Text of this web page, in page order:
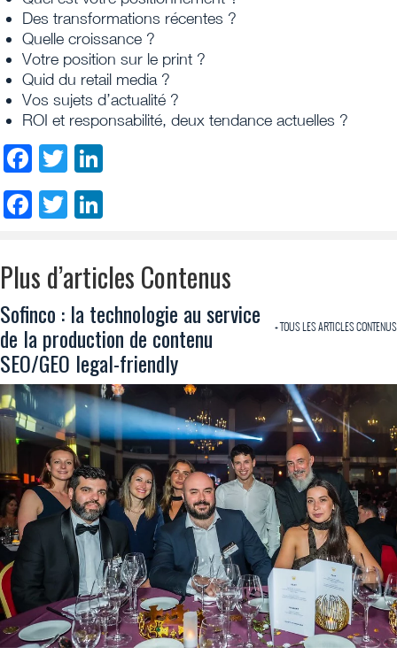
Des transformations récentes ?
Quelle croissance ?
Votre position sur le print ?
Quid du retail media ?
Vos sujets d’actualité ?
ROI et responsabilité, deux tendance actuelles ?
Facebook
Twitter
Facebook
Twitter
Plus d’articles Contenus
+ TOUS LES ARTICLES CONTENUS
Sofinco : la technologie au service
de la production de contenu
SEO/GEO legal-friendly